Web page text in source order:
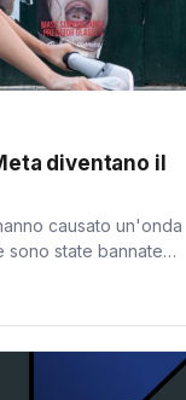
diventano il
causato un'onda
sono state bannate
del dispositivo in